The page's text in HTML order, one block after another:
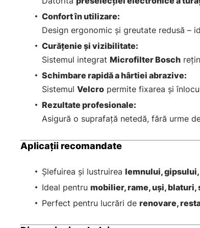
Confort în utilizare:
Design ergonomic și greutate redusă –
Curățenie și vizibilitate:
Sistemul integrat Microfilter Bosch
Schimbare rapidă a hârtiei abrazive:
Sistemul Velcro permite fixarea și
Rezultate profesionale:
Asigură o suprafață netedă, fără urme
Aplicații recomandate
Șlefuirea și lustruirea lemnului,
Ideal pentru mobilier, rame, uși,
Perfect pentru lucrări de renovare,